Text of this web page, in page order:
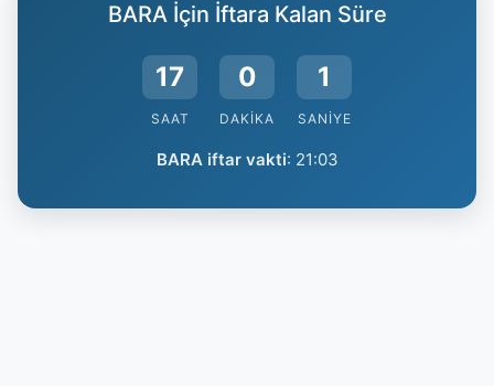
BARA İçin İftara Kalan Süre
17
SAAT
0
DAKIKA
0
SANIYE
BARA iftar vakti: 21:03